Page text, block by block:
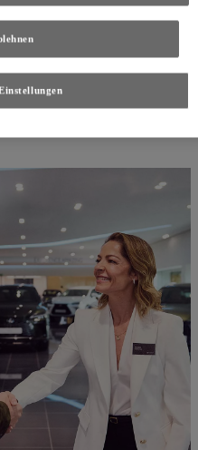
und sichern Sie sich
Ausstattungspakete